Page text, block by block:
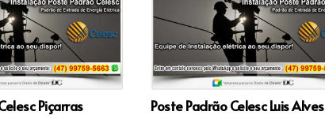
Piçarras Poste Padrão Celesc Luis Alves